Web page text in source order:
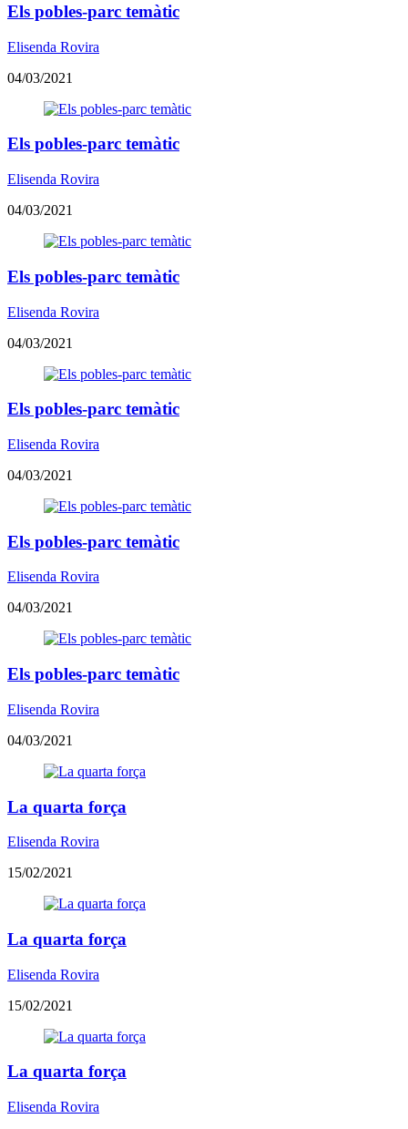
Els pobles-parc temàtic
Elisenda Rovira
04/03/2021
Els pobles-parc temàtic
Elisenda Rovira
04/03/2021
Els pobles-parc temàtic
Elisenda Rovira
04/03/2021
Els pobles-parc temàtic
Elisenda Rovira
04/03/2021
Els pobles-parc temàtic
Elisenda Rovira
04/03/2021
Els pobles-parc temàtic
Elisenda Rovira
04/03/2021
La quarta força
Elisenda Rovira
15/02/2021
La quarta força
Elisenda Rovira
15/02/2021
La quarta força
Elisenda Rovira